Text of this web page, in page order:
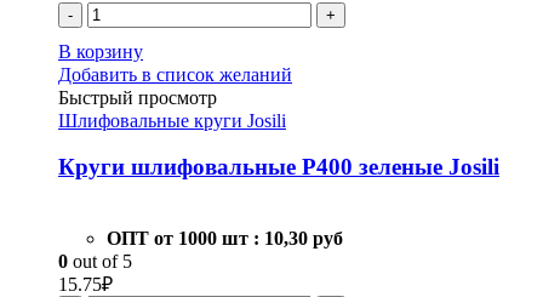
- +
В корзину
Добавить в список желаний
Быстрый просмотр
Шлифовальные круги Josili
Круги шлифовальные Р400 зеленые Josili
ОПТ от 1000 шт : 10,30 руб
0 out of 5
15.75₽